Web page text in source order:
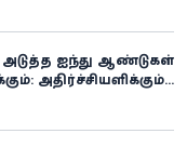
அடுத்த ஐந்து ஆண்டுகள்
அதிர்ச்சியளிக்கும்